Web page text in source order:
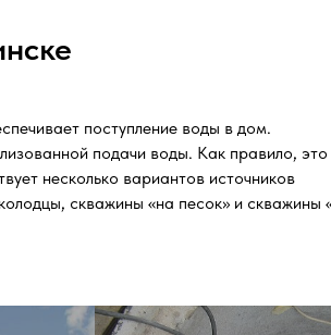
поступление воды в дом.
подачи воды. Как правило,
несколько вариантов источников
скважины «на песок» и скважины